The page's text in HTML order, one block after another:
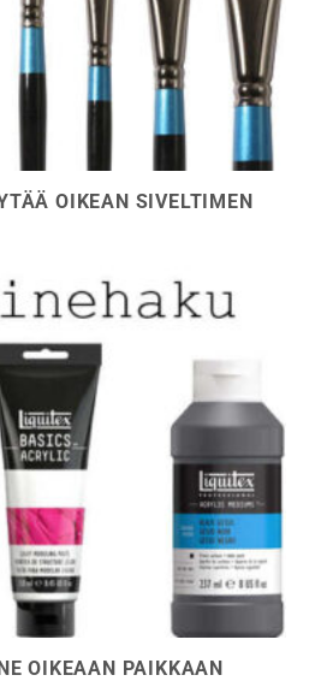
OIKEAN SIVELTIMEN
OIKEAAN PAIKKAAN